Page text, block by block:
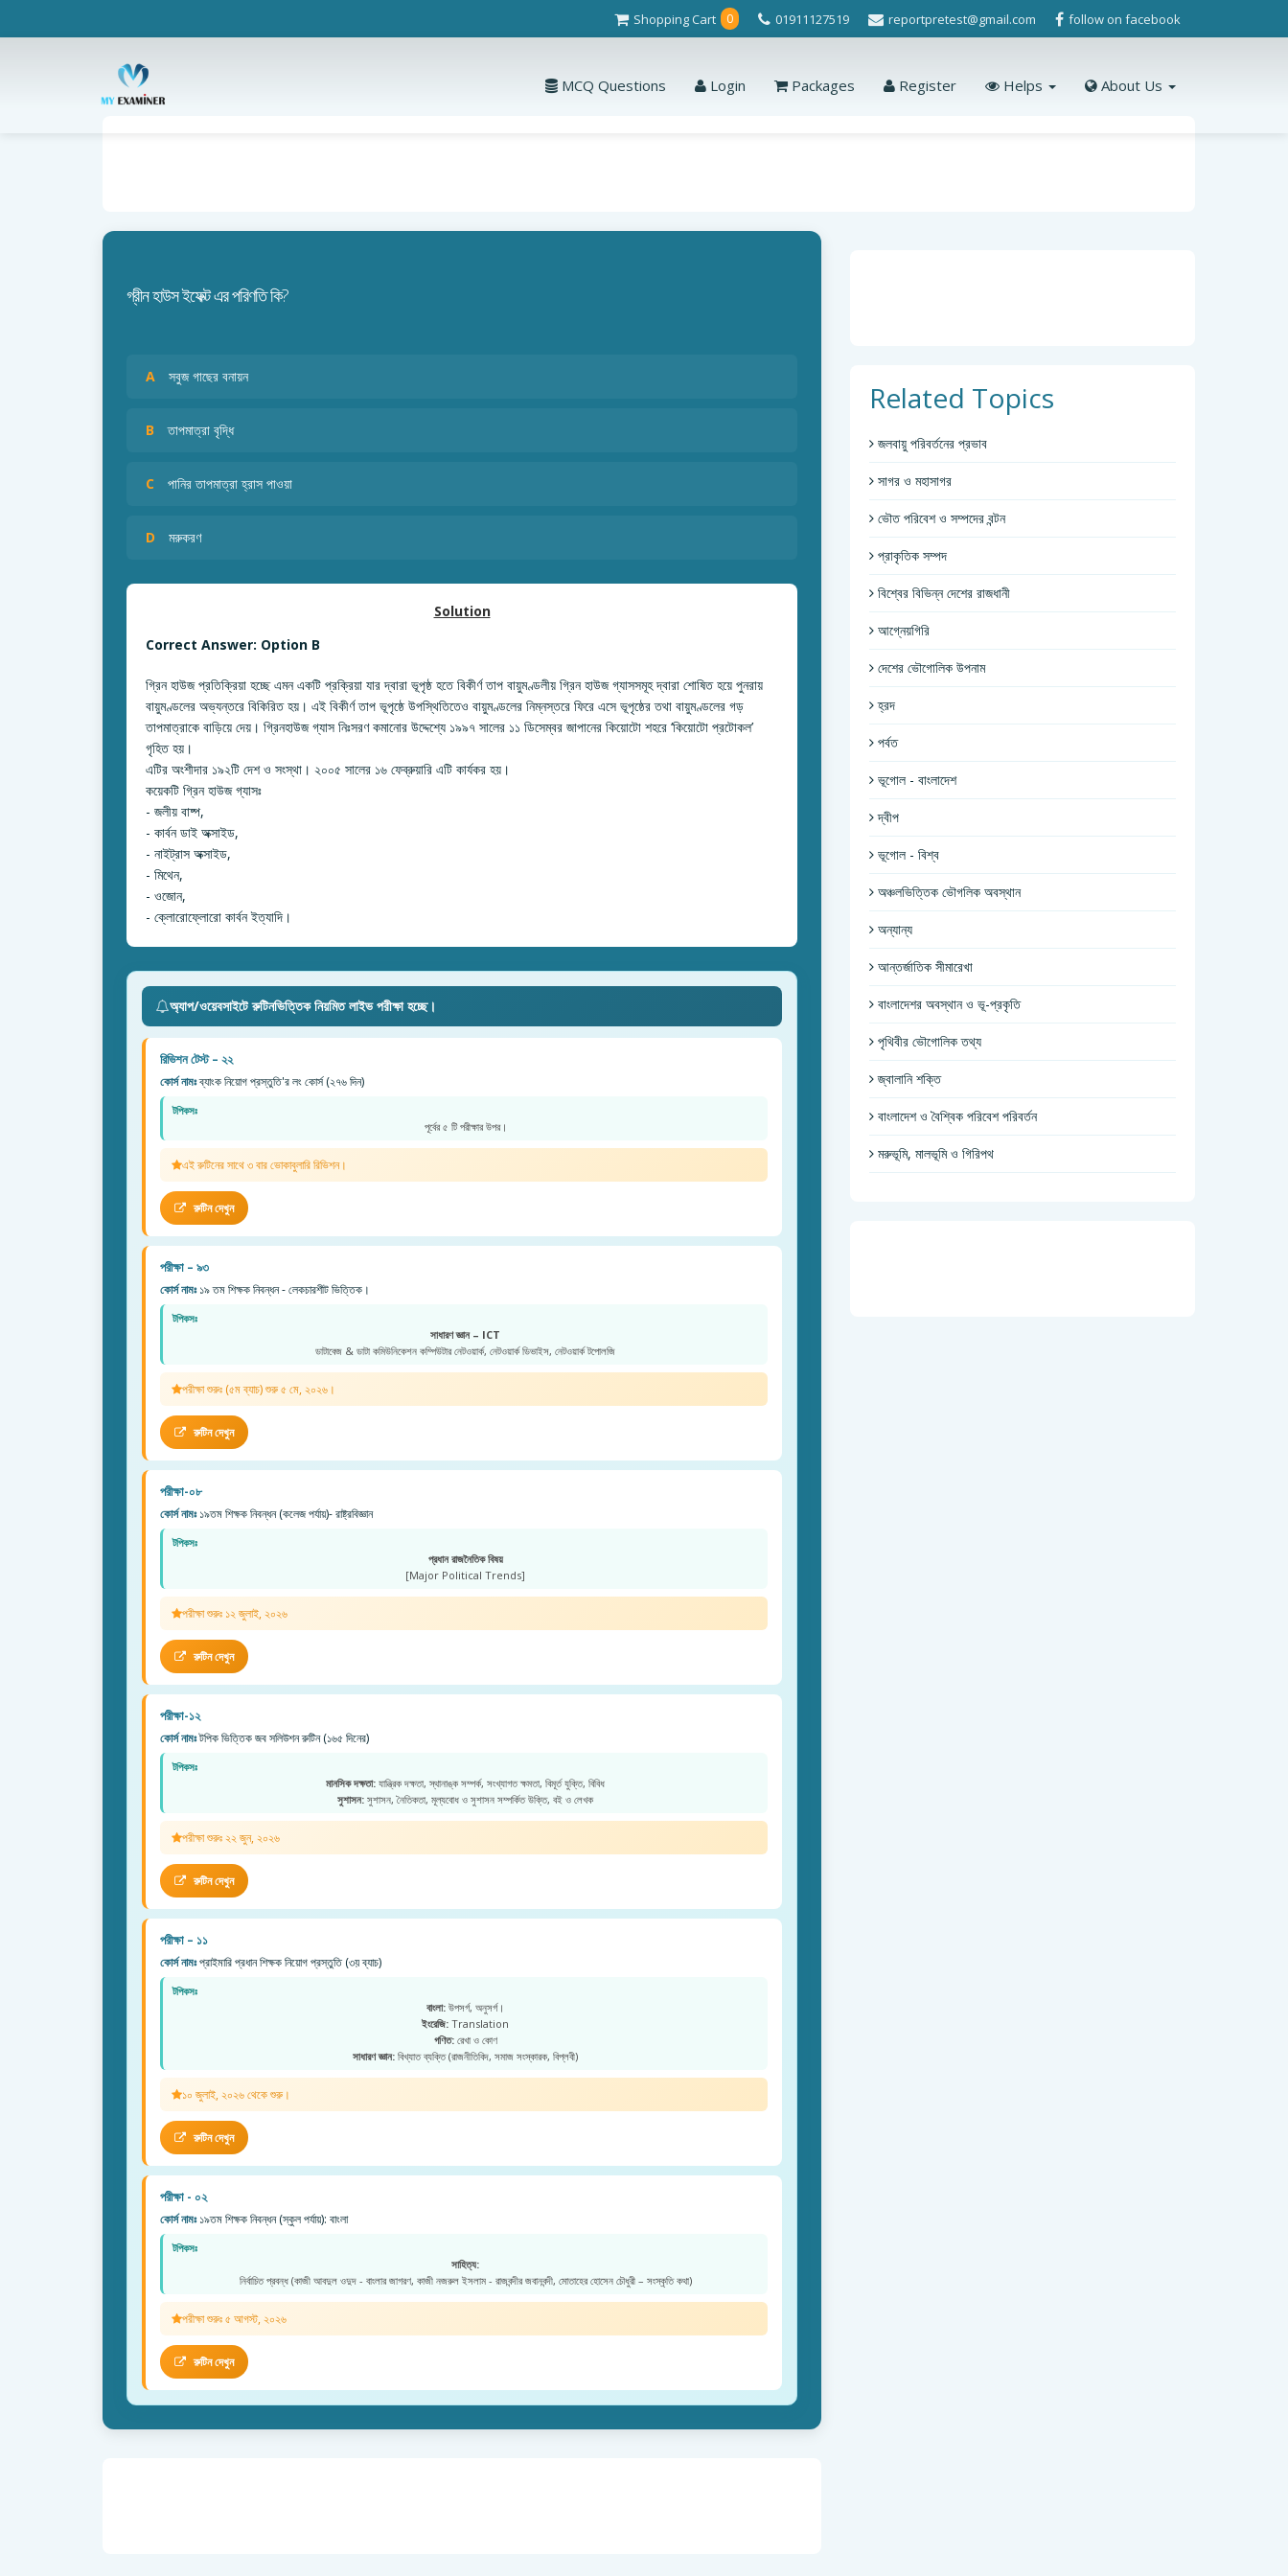
Shopping Cart 0 01911127519 reportpretest@gmail.com follow on facebook
MCQ Questions Login Packages Register Helps About Us
গ্রীন হাউস ইফেক্ট এর পরিণতি কি?
A সবুজ গাছের বনায়ন
B তাপমাত্রা বৃদ্ধি
C পানির তাপমাত্রা হ্রাস পাওয়া
D মরুকরণ
Solution
Correct Answer: Option B
গ্রিন হাউজ প্রতিক্রিয়া হচ্ছে এমন একটি প্রক্রিয়া যার দ্বারা ভূপৃষ্ঠ হতে বিকীর্ণ তাপ বায়ুমণ্ডলীয় গ্রিন হাউজ গ্যাসসমূহ দ্বারা শোষিত হয়ে পুনরায়
বায়ুমণ্ডলের অভ্যন্তরে বিকিরিত হয়। এই বিকীর্ণ তাপ ভূপৃষ্ঠে উপস্থিতিতেও বায়ুমণ্ডলের নিম্নস্তরে ফিরে এসে ভূপৃষ্ঠের তথা বায়ুমণ্ডলের গড়
তাপমাত্রাকে বাড়িয়ে দেয়। গ্রিনহাউজ গ্যাস নিঃসরণ কমানোর উদ্দেশ্যে ১৯৯৭ সালের ১১ ডিসেম্বর জাপানের কিয়োটো শহরে ‘কিয়োটো প্রটোকল’
গৃহিত হয়।
এটির অংশীদার ১৯২টি দেশ ও সংস্থা। ২০০৫ সালের ১৬ ফেব্রুয়ারি এটি কার্যকর হয়।
কয়েকটি গ্রিন হাউজ গ্যাসঃ
- জলীয় বাষ্প,
- কার্বন ডাই অক্সাইড,
- নাইট্রাস অক্সাইড,
- মিথেন,
- ওজোন,
- ক্লোরোফ্লোরো কার্বন ইত্যাদি।
অ্যাপ/ওয়েবসাইটে রুটিনভিত্তিক নিয়মিত লাইভ পরীক্ষা হচ্ছে।
রিভিশন টেস্ট – ২২
কোর্স নামঃব্যাংক নিয়োগ প্রস্তুতি'র লং কোর্স (২৭৬ দিন)
টপিকসঃ
পূর্বের ৫ টি পরীক্ষার উপর।
এই রুটিনের সাথে ৩ বার ভোকাবুলারি রিভিশন।
রুটিন দেখুন
পরীক্ষা – ৯৩
কোর্স নামঃ১৯ তম শিক্ষক নিবন্ধন - লেকচারশীট ভিত্তিক।
টপিকসঃ
সাধারণ জ্ঞান – ICT
ডাটাবেজ & ডাটা কমিউনিকেশন কম্পিউটার নেটওয়ার্ক, নেটওয়ার্ক ডিভাইস, নেটওয়ার্ক টপোলজি
পরীক্ষা শুরুঃ (৫ম ব্যাচ) শুরু ৫ মে, ২০২৬।
রুটিন দেখুন
পরীক্ষা-০৮
কোর্স নামঃ১৯তম শিক্ষক নিবন্ধন (কলেজ পর্যায়)- রাষ্ট্রবিজ্ঞান
টপিকসঃ
প্রধান রাজনৈতিক বিষয়
[Major Political Trends]
পরীক্ষা শুরুঃ ১২ জুলাই, ২০২৬
রুটিন দেখুন
পরীক্ষা-১২
কোর্স নামঃটপিক ভিত্তিক জব সলিউশন রুটিন (১৬৫ দিনের)
টপিকসঃ
মানসিক দক্ষতা: যান্ত্রিক দক্ষতা, স্থানাঙ্ক সম্পর্ক, সংখ্যাগত ক্ষমতা, বিমূর্ত যুক্তি, বিবিধ
সুশাসন: সুশাসন, নৈতিকতা, মূল্যবোধ ও সুশাসন সম্পর্কিত উক্তি, বই ও লেখক
পরীক্ষা শুরুঃ ২২ জুন, ২০২৬
রুটিন দেখুন
পরীক্ষা – ১১
কোর্স নামঃপ্রাইমারি প্রধান শিক্ষক নিয়োগ প্রস্তুতি (৩য় ব্যাচ)
টপিকসঃ
বাংলা: উপসর্গ, অনুসর্গ।
ইংরেজি: Translation
গণিত:রেখা ও কোণ
সাধারণ জ্ঞান: বিখ্যাত ব্যক্তি (রাজনীতিবিদ, সমাজ সংস্কারক, বিপ্লবী)
১০ জুলাই, ২০২৬ থেকে শুরু।
রুটিন দেখুন
পরীক্ষা - ০২
কোর্স নামঃ১৯তম শিক্ষক নিবন্ধন (স্কুল পর্যায়): বাংলা
টপিকসঃ
সাহিত্য:
নির্বাচিত প্রবন্ধ (কাজী আবদুল ওদুদ - বাংলার জাগরণ, কাজী নজরুল ইসলাম - রাজবন্দীর জবানবন্দী, মোতাহের হোসেন চৌধুরী – সংস্কৃতি কথা)
পরীক্ষা শুরুঃ ৫ আগস্ট, ২০২৬
রুটিন দেখুন
Related Topics
জলবায়ু পরিবর্তনের প্রভাব
সাগর ও মহাসাগর
ভৌত পরিবেশ ও সম্পদের বন্টন
প্রাকৃতিক সম্পদ
বিশ্বের বিভিন্ন দেশের রাজধানী
আগ্নেয়গিরি
দেশের ভৌগোলিক উপনাম
হ্রদ
পর্বত
ভূগোল - বাংলাদেশ
দ্বীপ
ভূগোল - বিশ্ব
অঞ্চলভিত্তিক ভৌগলিক অবস্থান
অন্যান্য
আন্তর্জাতিক সীমারেখা
বাংলাদেশর অবস্থান ও ভূ-প্রকৃতি
পৃথিবীর ভৌগোলিক তথ্য
জ্বালানি শক্তি
বাংলাদেশ ও বৈশ্বিক পরিবেশ পরিবর্তন
মরুভূমি, মালভূমি ও গিরিপথ